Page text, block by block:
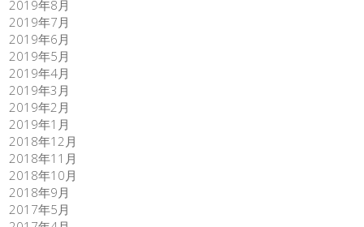
2019年8月
2019年7月
2019年6月
2019年5月
2019年4月
2019年3月
2019年2月
2019年1月
2018年12月
2018年11月
2018年10月
2018年9月
2017年5月